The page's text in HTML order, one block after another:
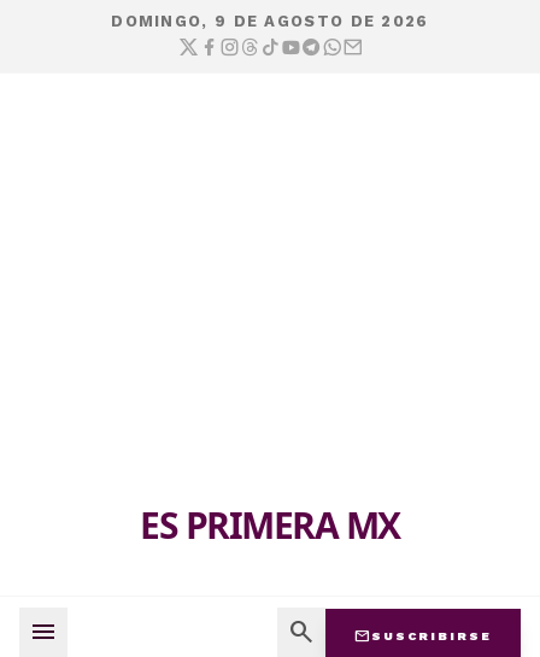
DOMINGO, 9 DE AGOSTO DE 2026
ES PRIMERA MX
menu search mail SUSCRIBIRSE